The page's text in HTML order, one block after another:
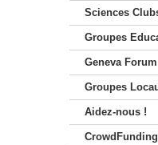
Sciences
Groupes
Geneva Forum
Groupes
Aidez-nous !
CrowdFunding